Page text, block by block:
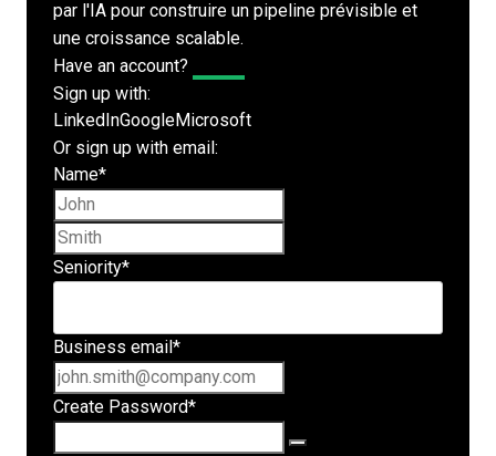
par l'IA pour construire un pipeline prévisible et
une croissance scalable.
Have an account?
Sign up with:
LinkedInGoogleMicrosoft
Or sign up with email:
Name*
Seniority*
Business email *
Create Password*